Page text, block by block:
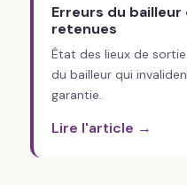
Erreurs du
retenues
État des lieux de
du bailleur qui
garantie.
Lire l'article →